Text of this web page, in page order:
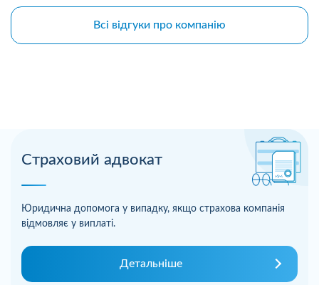
Страховий адвокат
Юридична допомога у випадку, якщо страхова компанія
відмовляє у виплаті.
Детальніше
Всі відгуки про компанію